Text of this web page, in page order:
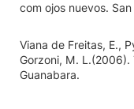
com ojos nuevos. San
Viana de Freitas, E.,
Gorzoni, M. L.(2006).
Guanabara.